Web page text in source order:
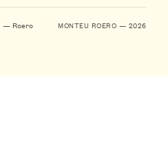
— Roero MONTEU ROERO — 2026